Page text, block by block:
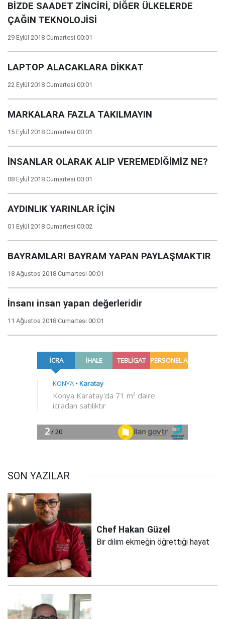
BİZDE SAADET ZİNCİRİ, DİĞER ÜLKELERDE
ÇAĞIN TEKNOLOJİSİ
29 Eylül 2018 Cumartesi 00:01
LAPTOP ALACAKLARA DİKKAT
22 Eylül 2018 Cumartesi 00:01
MARKALARA FAZLA TAKILMAYIN
15 Eylül 2018 Cumartesi 00:01
İNSANLAR OLARAK ALIP VEREMEDİĞİMİZ NE?
08 Eylül 2018 Cumartesi 00:01
AYDINLIK YARINLAR İÇİN
01 Eylül 2018 Cumartesi 00:02
BAYRAMLARI BAYRAM YAPAN PAYLAŞMAKTIR
18 Ağustos 2018 Cumartesi 00:01
İnsanı insan yapan değerleridir
11 Ağustos 2018 Cumartesi 00:01
SON YAZILAR
Chef Hakan Güzel
Bir dilim ekmeğin öğrettiği hayat